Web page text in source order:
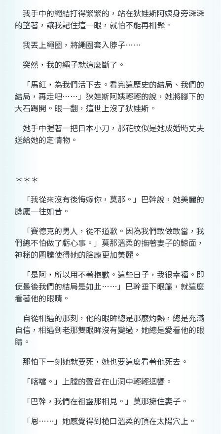
我手中的繩結打得緊緊的，站在狄娃斯阿姨身旁深深
的望著，讓我記住這一眼，就怕不能再相聚。
我丟上繩圈，將繩圈套入脖子……
突然，我的繩子就這麼斷了。
「馬紅，為我們活下去。看完這歷史的結局、我們的
結局，再走吧……」狄娃斯阿姨輕輕的說，她將腳下的
大石踢開。眼一翻，這世上沒了狄娃斯。
她手中握著一把日本小刀，那花紋似是她成婚時丈夫
送給她的定情物。
＊＊＊
「我從來沒有後悔嫁你，莫那。」巴幹說，她美麗的
臉龐一往如昔。
「賽德克的男人，從不道歉。因為我們敢做敢當，我
們總不怕做了虧心事。」莫那溫柔的撫著妻子的鯨面，
神秘的圖騰使得她的臉龐更加美麗。
「是阿，所以用不著抱歉。這些日子，我很幸福。即
使最後我們的結局是如此……」巴幹垂下眼簾，就這麼
看著他的眼睛。
自從相遇的那刻，他的眼眸總是那麼灼熱，總是充滿
自信，相遇到老那雙眼眸沒有變過，她總是愛看他的眼
睛。
那怕下一刻她就要死，她也要這麼看著他死去。
「喀噹。」上膛的聲音在山洞中輕輕迴響。
「巴幹，我們在祖靈那相見。」莫那擁住妻子。
「恩……」她感覺得到槍口溫柔的頂在太陽穴上。